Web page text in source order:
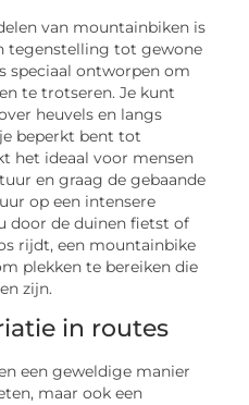
van mountainbiken is
tegenstelling tot gewone
speciaal ontworpen om
te trotseren. Je kunt
heuvels en langs
beperkt bent tot
het ideaal voor mensen
en graag de gebaande
op een intensere
door de duinen fietst of
rijdt, een mountainbike
plekken te bereiken die
zijn.
in routes
een geweldige manier
maar ook een